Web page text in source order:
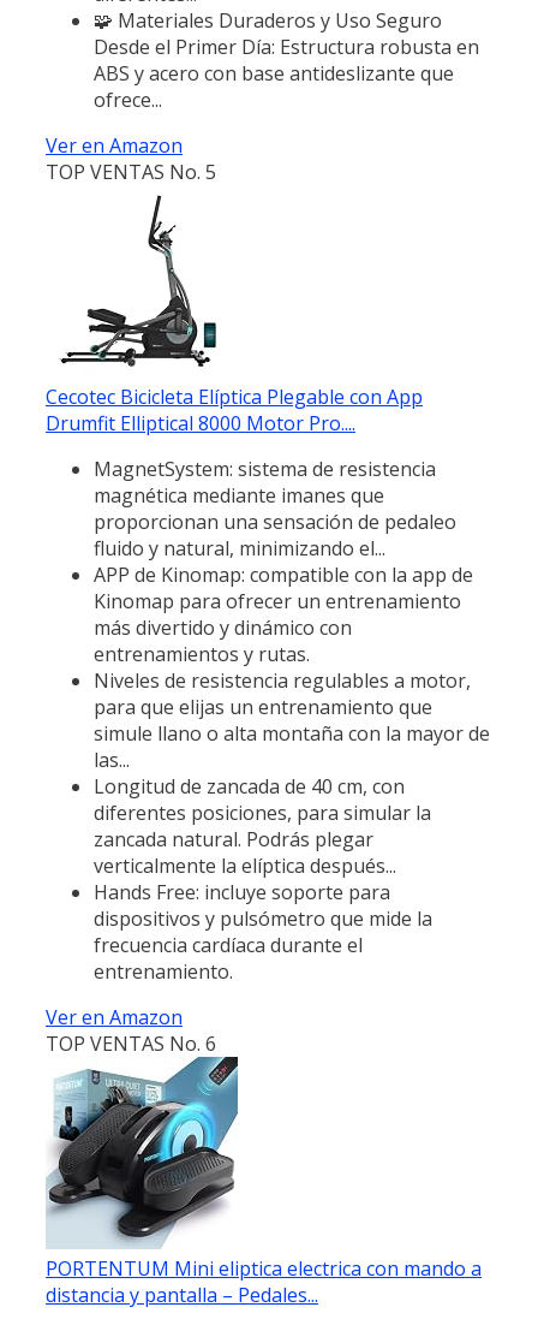
🧩 Materiales Duraderos y Uso Seguro
Desde el Primer Día: Estructura robusta en
ABS y acero con base antideslizante que
ofrece...
Ver en Amazon
TOP VENTAS No. 5
Cecotec Bicicleta Elíptica Plegable con App
Drumfit Elliptical 8000 Motor Pro....
MagnetSystem: sistema de resistencia
magnética mediante imanes que
proporcionan una sensación de pedaleo
fluido y natural, minimizando el...
APP de Kinomap: compatible con la app de
Kinomap para ofrecer un entrenamiento
más divertido y dinámico con
entrenamientos y rutas.
Niveles de resistencia regulables a motor,
para que elijas un entrenamiento que
simule llano o alta montaña con la mayor de
las...
Longitud de zancada de 40 cm, con
diferentes posiciones, para simular la
zancada natural. Podrás plegar
verticalmente la elíptica después...
Hands Free: incluye soporte para
dispositivos y pulsómetro que mide la
frecuencia cardíaca durante el
entrenamiento.
Ver en Amazon
TOP VENTAS No. 6
PORTENTUM Mini eliptica electrica con mando a
distancia y pantalla – Pedales...